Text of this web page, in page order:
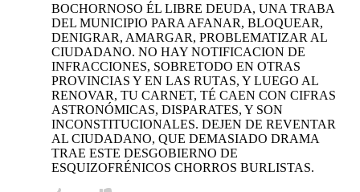
BOCHORNOSO ÉL LIBRE DEUDA, UNA TRABA
DEL MUNICIPIO PARA AFANAR, BLOQUEAR,
DENIGRAR, AMARGAR, PROBLEMATIZAR AL
CIUDADANO. NO HAY NOTIFICACION DE
INFRACCIONES, SOBRETODO EN OTRAS
PROVINCIAS Y EN LAS RUTAS, Y LUEGO AL
RENOVAR, TU CARNET, TÉ CAEN CON CIFRAS
ASTRONÓMICAS, DISPARATES, Y SON
INCONSTITUCIONALES. DEJEN DE REVENTAR
AL CIUDADANO, QUE DEMASIADO DRAMA
TRAE ESTE DESGOBIERNO DE
ESQUIZOFRÉNICOS CHORROS BURLISTAS.